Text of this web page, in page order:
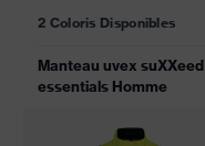
2 Coloris Disponibles
Manteau uvex suXXeed
essentials Homme